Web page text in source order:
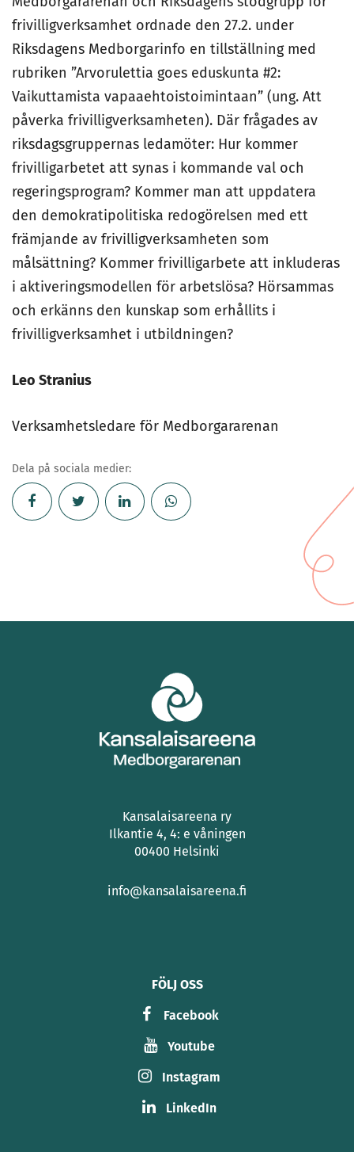
frivilligverksamhet ordnade den 27.2. under
Riksdagens Medborgarinfo en tillställning med
rubriken ”Arvorulettia goes eduskunta #2:
Vaikuttamista vapaaehtoistoimintaan” (ung. Att
påverka frivilligverksamheten). Där frågades av
riksdagsgruppernas ledamöter: Hur kommer
frivilligarbetet att synas i kommande val och
regeringsprogram? Kommer man att uppdatera
den demokratipolitiska redogörelsen med ett
främjande av frivilligverksamheten som
målsättning? Kommer frivilligarbete att inkluderas
i aktiveringsmodellen för arbetslösa? Hörsammas
och erkänns den kunskap som erhållits i
frivilligverksamhet i utbildningen?
Leo Stranius
Verksamhetsledare för Medborgararenan
Dela på sociala medier:
Kansalaisareena ry
Ilkantie 4, 4: e våningen
00400 Helsinki
info@kansalaisareena.fi
FÖLJ OSS
Facebook
Youtube
Instagram
LinkedIn